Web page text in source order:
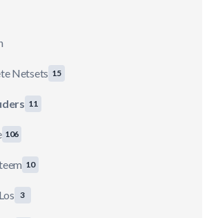
Netsets 15
11
106
10
3